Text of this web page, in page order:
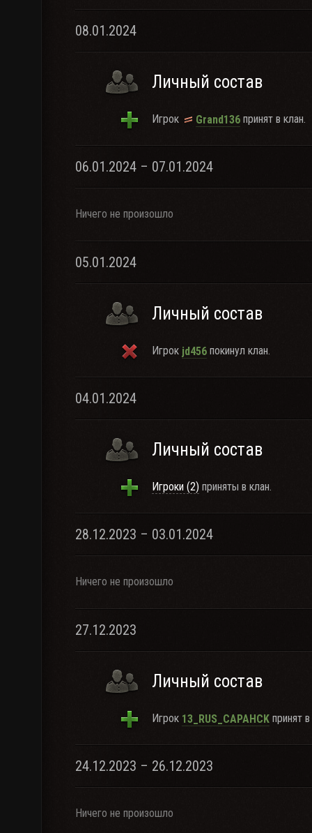
08.01.2024
Личный состав
Игрок Grand136 принят в клан.
06.01.2024 – 07.01.2024
Ничего не произошло
05.01.2024
Личный состав
Игрок jd456 покинул клан.
04.01.2024
Личный состав
Игроки (2) приняты в клан.
28.12.2023 – 03.01.2024
Ничего не произошло
27.12.2023
Личный состав
Игрок 13_RUS_CAPAHCK принят
24.12.2023 – 26.12.2023
Ничего не произошло